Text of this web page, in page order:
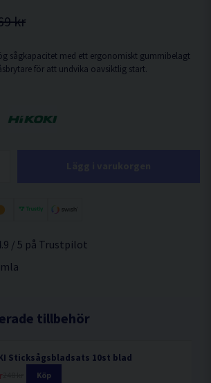
kr
sågkapacitet med ett ergonomiskt gummibelagt
för att undvika oavsiktlig start.
/ 5 på Trustpilot
tillbehör
Sticksågsbladsats 10st blad
Köp